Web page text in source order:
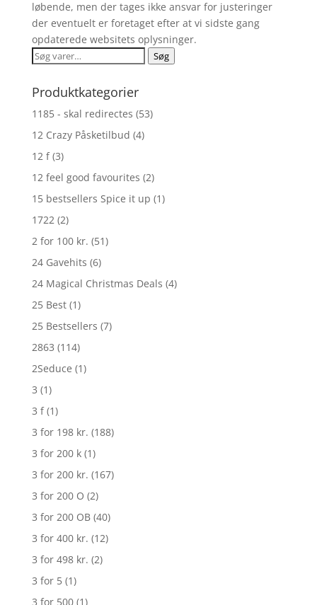
løbende, men der tages ikke ansvar for justeringer
der eventuelt er foretaget efter at vi sidste gang
opdaterede websitets oplysninger.
Søg
Søg
Produktkategorier
1185 - skal redirectes (53)
12 Crazy Påsketilbud (4)
12 f (3)
12 feel good favourites (2)
15 bestsellers Spice it up (1)
1722 (2)
2 for 100 kr. (51)
24 Gavehits (6)
24 Magical Christmas Deals (4)
25 Best (1)
25 Bestsellers (7)
2863 (114)
2Seduce (1)
3 (1)
3 f (1)
3 for 198 kr. (188)
3 for 200 k (1)
3 for 200 kr. (167)
3 for 200 O (2)
3 for 200 OB (40)
3 for 400 kr. (12)
3 for 498 kr. (2)
3 for 5 (1)
3 for 500 (1)